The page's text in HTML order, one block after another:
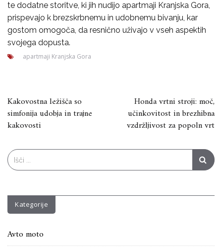
te dodatne storitve, ki jih nudijo apartmaji Kranjska Gora,
prispevajo k brezskrbnemu in udobnemu bivanju, kar
gostom omogoča, da resnično uživajo v vseh aspektih
svojega dopusta.
apartmaji Kranjska Gora
Navigacija
prispevka
Kakovostna ležišča so
simfonija udobja in trajne
kakovosti
Honda vrtni stroji: moč,
učinkovitost in brezhibna
vzdržljivost za popoln vrt
Search
for:
Kategorije
Avto moto